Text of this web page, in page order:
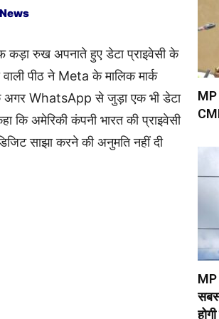
रुख अपनाते हुए डेटा प्राइवेसी के
वाली पीठ ने Meta के मालिक मार्क
अगर WhatsApp से जुड़ा एक भी डेटा
कि अमेरिकी कंपनी भारत की प्राइवेसी
साझा करने की अनुमति नहीं दी
MP
MP